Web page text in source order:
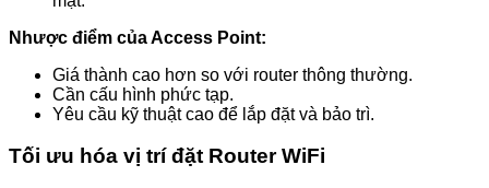
Nhược điểm của Access Point:
Giá thành cao hơn so với router thông thường.
Cần cấu hình phức tạp.
Yêu cầu kỹ thuật cao để lắp đặt và bảo trì.
Tối ưu hóa vị trí đặt Router WiFi